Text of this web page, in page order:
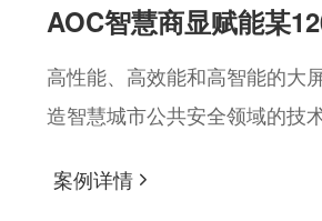
AOC智慧商显赋能某
中心，让智慧城市系
高性能、高效能和高智能的大
造智慧城市公共安全领域的技
案例详情